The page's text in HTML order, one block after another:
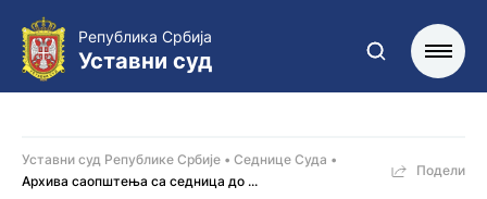
Република Србија
Уставни суд
Уставни суд Републике Србије
Седнице Суда
Архива саопштења са седница до ...
Подели